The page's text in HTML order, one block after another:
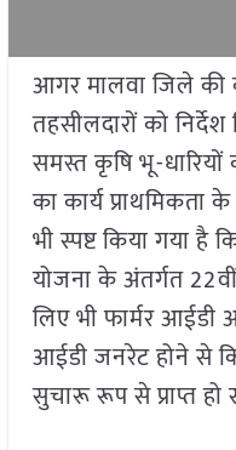
आगर मालवा जिले की
तहसीलदारों को
समस्त कृषि भू-
का कार्य प्राथमिकता
भी स्पष्ट किया गया है
योजना के अंतर्गत
लिए भी फार्मर आईडी
आईडी जनरेट होने से
सुचारू रूप से प्राप्त हो